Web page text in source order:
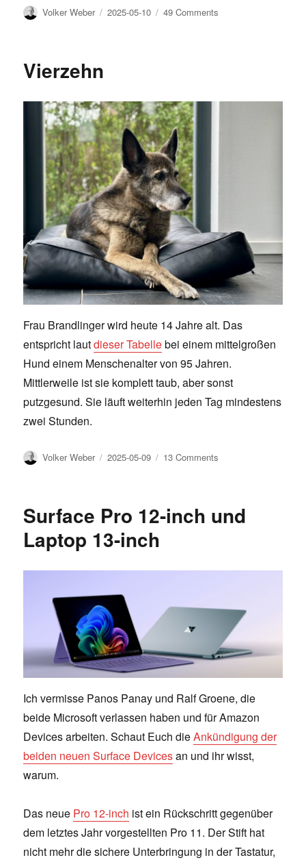
Author
Volker Weber
Posted
2025-05-10 49 Comments
Vierzehn
Frau Brandlinger wird heute 14 Jahre alt. Das
entspricht lautdieser Tabellebei einem mittelgroßen
Hund einem Menschenalter von 95 Jahren.
Mittlerweile ist sie komplett taub, aber sonst
putzgesund. Sie läuft weiterhin jeden Tag mindestens
zwei Stunden.
Author
Volker Weber
Posted
2025-05-09 13 Comments
Surface Pro 12-inch und
Laptop 13-inch
Ich vermisse Panos Panay und Ralf Groene, die
beide Microsoft verlassen haben und für Amazon
Devices arbeiten. Schaut Euch dieAnkündigung der
beiden neuen Surface Devicesan und ihr wisst,
warum.
Das neue Pro 12-inch ist ein Rückschritt gegenüber
dem letztes Jahr vorgestellten Pro 11. Der Stift hat
nicht mehr die sichere Unterbringung in der Tastatur,